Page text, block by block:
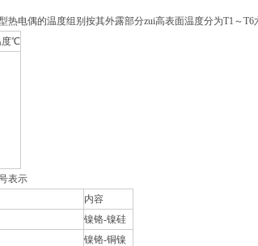
型热电偶的温度组别按其外露部分zui高表面温度分为T1～T6六
度℃
表示
内容
镍铬-镍硅
镍铬-铜镍